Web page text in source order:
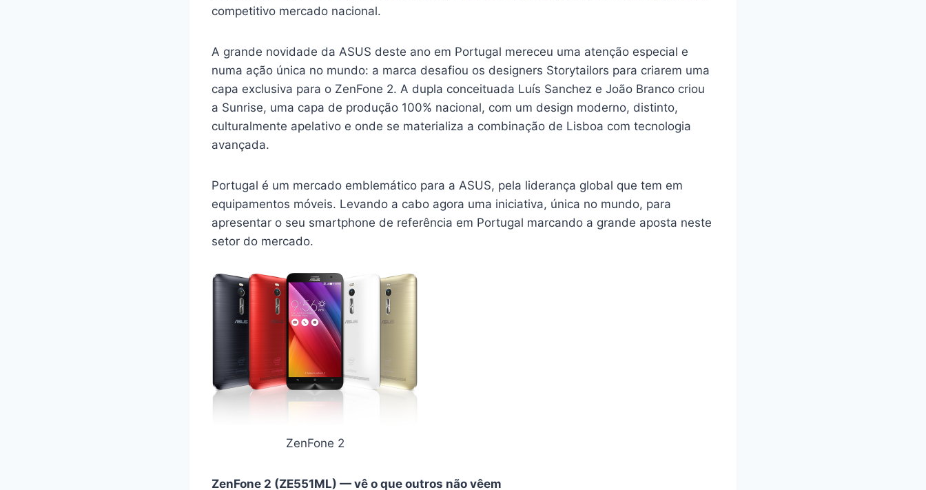
competitivo mercado nacional.
A grande novidade da ASUS deste ano em Portugal mereceu uma atenção especial e
numa ação única no mundo: a marca desafiou os designers Storytailors para criarem uma
capa exclusiva para o ZenFone 2. A dupla conceituada Luís Sanchez e João Branco criou
a Sunrise, uma capa de produção 100% nacional, com um design moderno, distinto,
culturalmente apelativo e onde se materializa a combinação de Lisboa com tecnologia
avançada.
Portugal é um mercado emblemático para a ASUS, pela liderança global que tem em
equipamentos móveis. Levando a cabo agora uma iniciativa, única no mundo, para
apresentar o seu smartphone de referência em Portugal marcando a grande aposta neste
setor do mercado.
ZenFone 2
ZenFone 2 (ZE551ML) — vê o que outros não vêem